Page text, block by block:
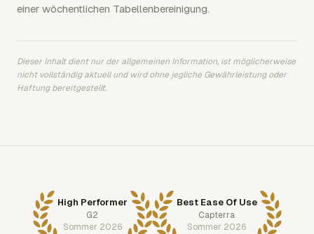
einer wöchentlichen Tabellenbereinigung.
Dieser Inhalt dient nur der allgemeinen Information, ist möglicherweise
nicht vollständig aktuell und wird ohne jegliche Gewährleistung oder
Haftung bereitgestellt.
High Performer
G2
Sommer 2026
Best Ease Of Use
Capterra
Sommer 2026